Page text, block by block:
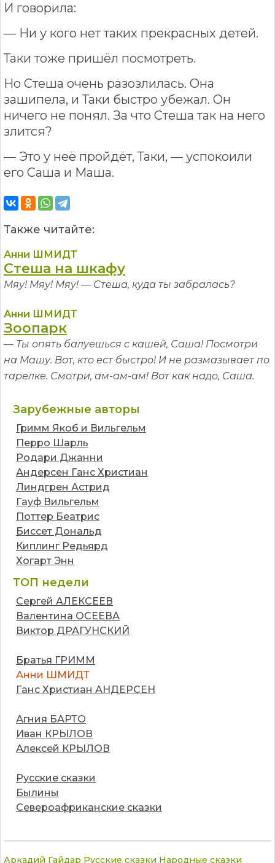
И говорила:
— Ни у кого нет таких прекрасных детей.
Таки тоже пришёл посмотреть.
Но Стеша очень разозлилась. Она
зашипела, и Таки быстро убежал. Он
ничего не понял. За что Стеша так на него
злится?
— Это у неё пройдёт, Таки, — успокоили
его Саша и Маша.
Также читайте:
Анни ШМИДТ
Стеша на шкафу
Мяу! Мяу! Мяу! — Стеша, куда ты забралась?
Анни ШМИДТ
Зоопарк
— Ты опять балуешься с кашей, Саша! Посмотри
на Машу. Вот, кто ест быстро! И не размазывает по
тарелке. Смотри, ам-ам-ам! Вот как надо, Саша.
Зарубежные авторы
Гримм Якоб и Вильгельм
Перро Шарль
Родари Джанни
Андерсен Ганс Христиан
Линдгрен Астрид
Гауф Вильгельм
Поттер Беатрис
Биссет Дональд
Киплинг Редьярд
Хогарт Энн
ТОП недели
Сергей АЛЕКСЕЕВ
Валентина ОСЕЕВА
Виктор ДРАГУНСКИЙ
Братья ГРИММ
Анни ШМИДТ
Ганс Христиан АНДЕРСЕН
Агния БАРТО
Иван КРЫЛОВ
Алексей КРЫЛОВ
Русские сказки
Былины
Североафриканские сказки
Аркадий Гайдар Русские сказки Народные сказки